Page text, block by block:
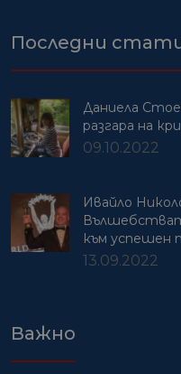
Последни
Даниела
разгара на
09.10.2022
Ивайло
към успешен
13.09.2022
Важно